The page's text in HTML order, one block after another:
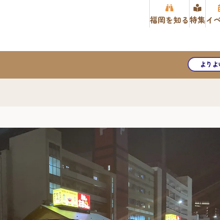
福岡を知る特集イ
より